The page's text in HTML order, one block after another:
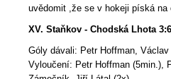
uvědomit ,že se v hokeji píská na
XV. Staňkov - Chodská Lhota 3:6
Góly dávali: Petr Hoffman,
Vyloučení: Petr Hoffman (5min.),